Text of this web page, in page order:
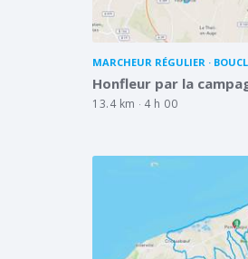
MARCHEUR RÉGULIER
Honfleur par la
13.4 km 4 h 00